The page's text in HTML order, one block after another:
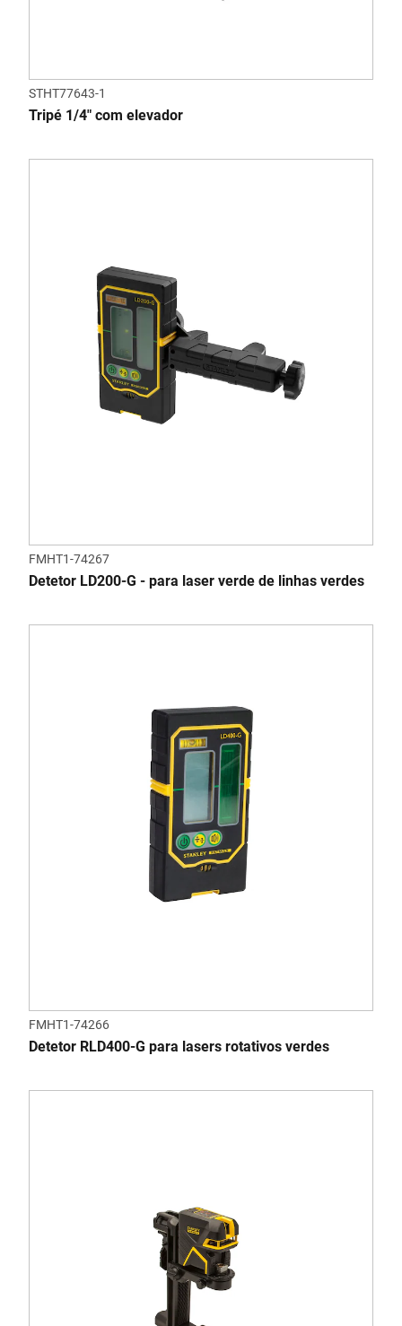
STHT77643-1
Tripé 1/4" com elevador
FMHT1-74267
Detetor LD200-G - para laser verde de linhas verdes
FMHT1-74266
Detetor RLD400-G para lasers rotativos verdes